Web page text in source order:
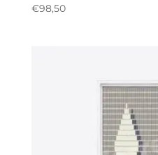
€98,50